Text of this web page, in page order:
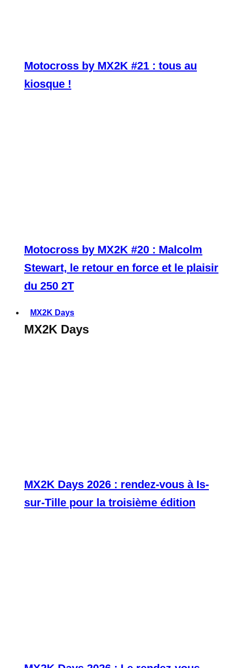
Motocross by MX2K #21 : tous au
kiosque !
Motocross by MX2K #20 : Malcolm
Stewart, le retour en force et le plaisir
du 250 2T
MX2K Days
MX2K Days
MX2K Days 2026 : rendez-vous à Is-
sur-Tille pour la troisième édition